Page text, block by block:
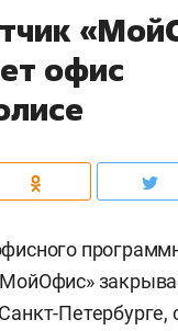
офис
Петербурге,